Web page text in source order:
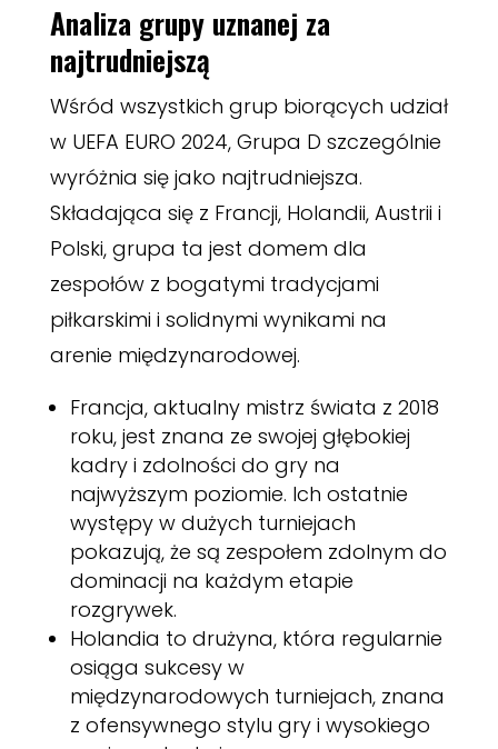
Analiza grupy uznanej za
najtrudniejszą
Wśród wszystkich grup biorących udział
w UEFA EURO 2024, Grupa D szczególnie
wyróżnia się jako najtrudniejsza.
Składająca się z Francji, Holandii, Austrii i
Polski, grupa ta jest domem dla
zespołów z bogatymi tradycjami
piłkarskimi i solidnymi wynikami na
arenie międzynarodowej.
Francja, aktualny mistrz świata z 2018
roku, jest znana ze swojej głębokiej
kadry i zdolności do gry na
najwyższym poziomie. Ich ostatnie
występy w dużych turniejach
pokazują, że są zespołem zdolnym do
dominacji na każdym etapie
rozgrywek.
Holandia to drużyna, która regularnie
osiąga sukcesy w
międzynarodowych turniejach, znana
z ofensywnego stylu gry i wysokiego